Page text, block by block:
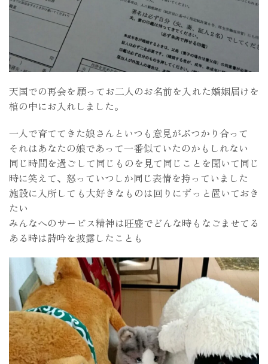
天国での再会を願ってお二人のお名前を入れた婚姻届けを
棺の中にお入れしました。
一人で育ててきた娘さんといつも意見がぶつかり合って
それはあなたの娘であって一番似ていたのかもしれない
同じ時間を過ごして同じものを見て同じことを聞いて同じ
時に笑えて、怒っていつしか同じ表情を持っていました
施設に入所しても大好きなものは回りにずっと置いておき
たい
みんなへのサービス精神は旺盛でどんな時もなごませてる
ある時は詩吟を披露したことも